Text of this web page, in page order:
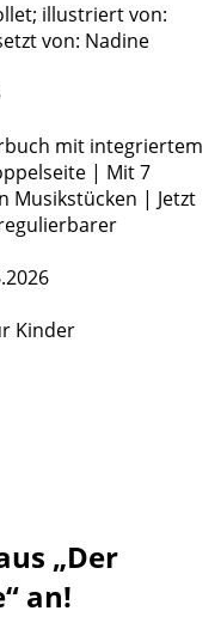
illustriert von:
von: Nadine
mit integriertem
| Mit 7
Musikstücken | Jetzt
Kinder
„Der
an!